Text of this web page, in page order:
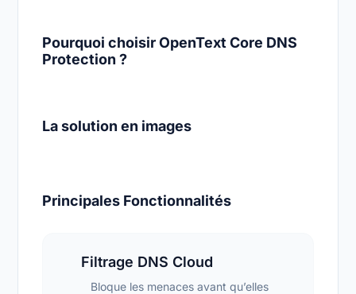
Pourquoi choisir OpenText Core DNS
Protection ?
La solution en images
Principales Fonctionnalités
Filtrage DNS Cloud
Bloque les menaces avant qu’elles